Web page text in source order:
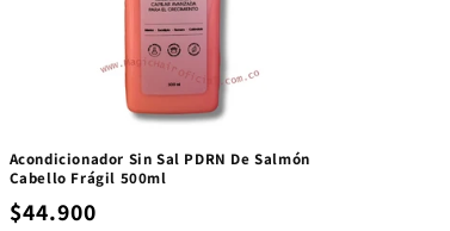
Acondicionador Sin Sal PDRN De Salmón
Cabello Frágil 500ml
$44.900